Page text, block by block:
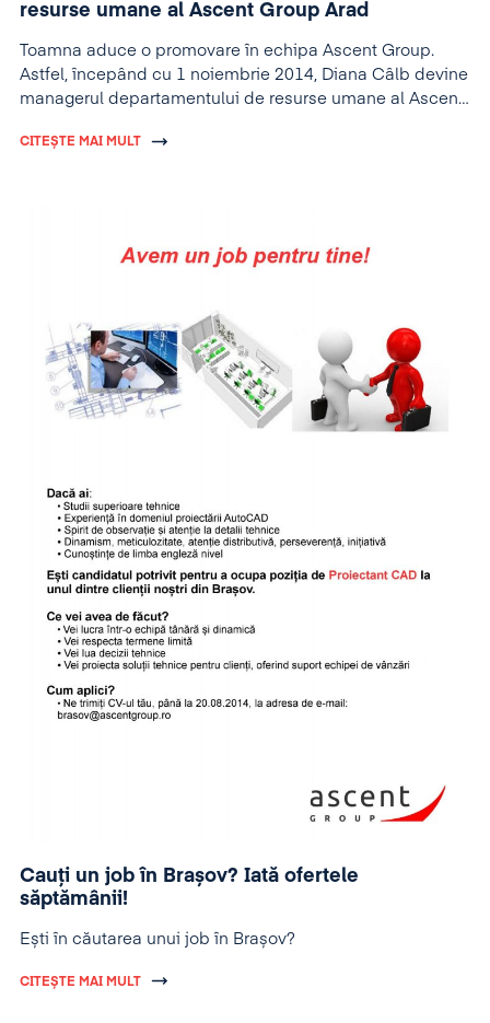
resurse umane al Ascent Group Arad
Toamna aduce o promovare în echipa Ascent Group.
Astfel, începând cu 1 noiembrie 2014, Diana Câlb devine
managerul departamentului de resurse umane al Ascent
CITEȘTE MAI MULT
Cauți un job în Brașov? Iată ofertele
săptămânii!
Ești în căutarea unui job în Brașov?
CITEȘTE MAI MULT